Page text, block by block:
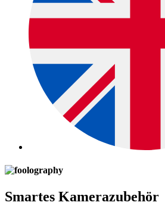
Smartes Kamerazubehör